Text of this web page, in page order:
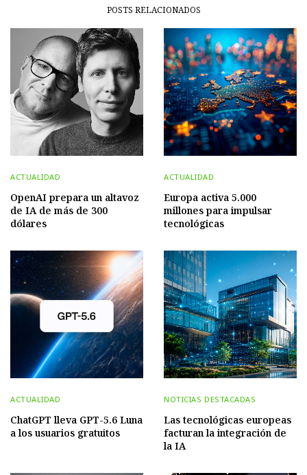
POSTS RELACIONADOS
ACTUALIDAD
OpenAI prepara un altavoz
de IA de más de 300
dólares
ACTUALIDAD
Europa activa 5.000
millones para impulsar
tecnológicas
ACTUALIDAD
ChatGPT lleva GPT-5.6 Luna
a los usuarios gratuitos
NOTICIAS DESTACADAS
Las tecnológicas europeas
facturan la integración de
la IA